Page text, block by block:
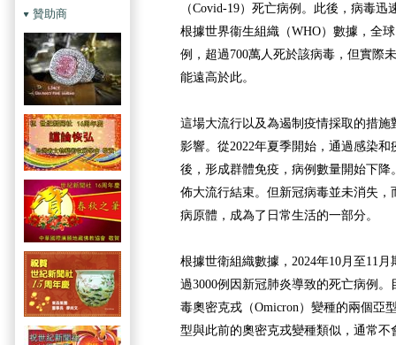
贊助商
（Covid-19）死亡病例。此後，病毒
根據世界衞生組織（WHO）數據，全
例，超過700萬人死於該病毒，但實際
能遠高於此。
這場大流行以及為遏制疫情採取的措
影響。從2022年夏季開始，通過感染
後，形成群體免疫，病例數量開始下降
佈大流行結束。但新冠病毒並未消失
病原體，成為了日常生活的一部分。
根據世衛組織數據，2024年10月至11
過3000例因新冠肺炎導致的死亡病例
毒奧密克戎（Omicron）變種的兩個亞
型與此前的奧密克戎變種類似，通常